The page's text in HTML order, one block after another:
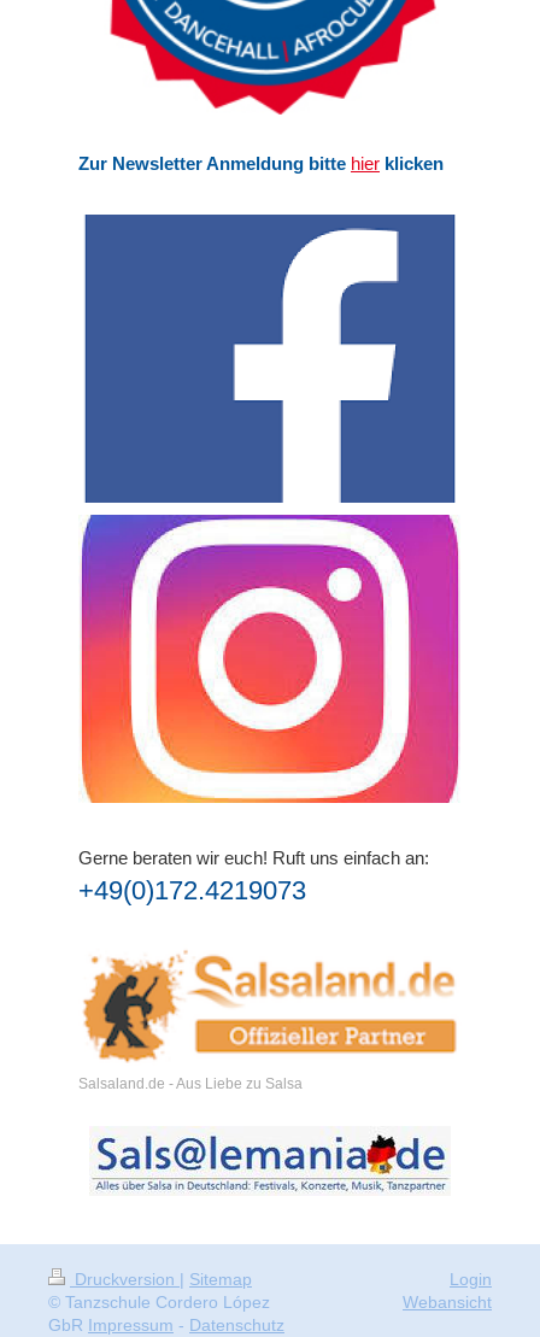
Zur Newsletter Anmeldung bitte hier klicken
Gerne beraten wir euch! Ruft uns einfach an:
+49(0)172.4219073
Salsaland.de - Aus Liebe zu Salsa
Druckversion | Sitemap
© Tanzschule Cordero López
GbR Impressum - Datenschutz
Login
Webansicht